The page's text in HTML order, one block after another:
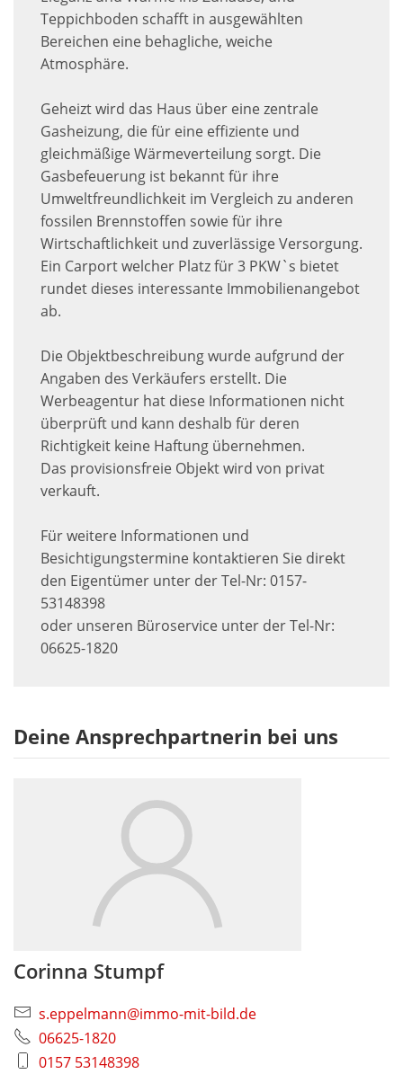
Teppichboden schafft in ausgewählten
Bereichen eine behagliche, weiche
Atmosphäre.
Geheizt wird das Haus über eine zentrale
Gasheizung, die für eine effiziente und
gleichmäßige Wärmeverteilung sorgt. Die
Gasbefeuerung ist bekannt für ihre
Umweltfreundlichkeit im Vergleich zu anderen
fossilen Brennstoffen sowie für ihre
Wirtschaftlichkeit und zuverlässige Versorgung.
Ein Carport welcher Platz für 3 PKW`s bietet
rundet dieses interessante Immobilienangebot
ab.
Die Objektbeschreibung wurde aufgrund der
Angaben des Verkäufers erstellt. Die
Werbeagentur hat diese Informationen nicht
überprüft und kann deshalb für deren
Richtigkeit keine Haftung übernehmen.
Das provisionsfreie Objekt wird von privat
verkauft.
Für weitere Informationen und
Besichtigungstermine kontaktieren Sie direkt
den Eigentümer unter der Tel-Nr: 0157-
53148398
oder unseren Büroservice unter der Tel-Nr:
06625-1820
Deine Ansprechpartnerin bei uns
Corinna Stumpf
s.eppelmann@immo-mit-bild.de
06625-1820
0157 53148398